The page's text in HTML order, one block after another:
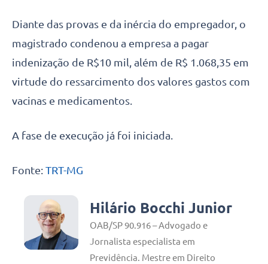
Diante das provas e da inércia do empregador, o
magistrado condenou a empresa a pagar
indenização de R$10 mil, além de R$ 1.068,35 em
virtude do ressarcimento dos valores gastos com
vacinas e medicamentos.
A fase de execução já foi iniciada.
Fonte: TRT-MG
Hilário Bocchi Junior
OAB/SP 90.916 – Advogado e
Jornalista especialista em
Previdência. Mestre em Direito